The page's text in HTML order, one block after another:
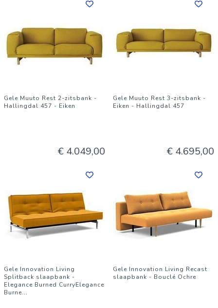
Gele Muuto Rest 2-zitsbank -
Hallingdal 457 - Eiken
€ 4.049,00
Gele Muuto Rest 3-zitsbank -
Eiken - Hallingdal 457
€ 4.695,00
Gele Innovation Living
Splitback slaapbank -
Elegance Burned CurryElegance
Burne...
Gele Innovation Living Recast
slaapbank - Bouclé Ochre